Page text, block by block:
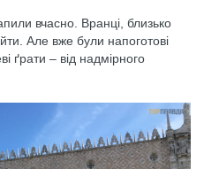
вчасно. Вранці, близько
Але вже були напоготові
ґрати – від надмірного